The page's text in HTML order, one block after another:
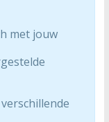
met jouw